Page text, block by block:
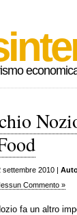
settembre 2010 |
Commento »
fa un altro